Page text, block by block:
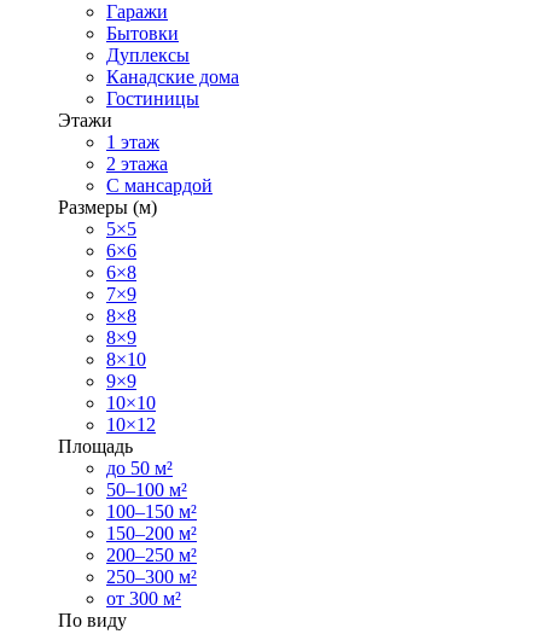
Гаражи
Бытовки
Дуплексы
Канадские дома
Гостиницы
Этажи
1 этаж
2 этажа
С мансардой
Размеры (м)
5×5
6×6
6×8
7×9
8×8
8×9
8×10
9×9
10×10
10×12
Площадь
до 50 м²
50–100 м²
100–150 м²
150–200 м²
200–250 м²
250–300 м²
от 300 м²
По виду